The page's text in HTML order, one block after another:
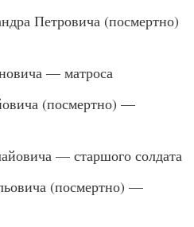
Петровича (посмертно)
— матроса
(посмертно) —
— старшого солдата
(посмертно) —